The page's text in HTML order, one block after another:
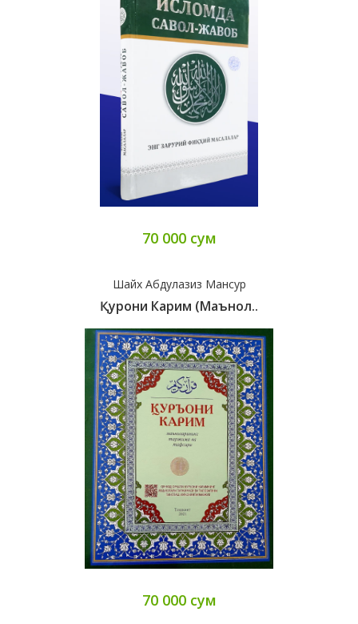
70 000 сум
Шайх Абдулазиз Мансур
Қурони Карим (маънол..
70 000 сум